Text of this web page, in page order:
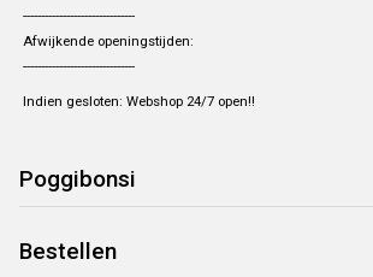
-------------------------------
Afwijkende openingstijden:
-------------------------------
Indien gesloten: Webshop 24/7 open!!
Poggibonsi
Bestellen